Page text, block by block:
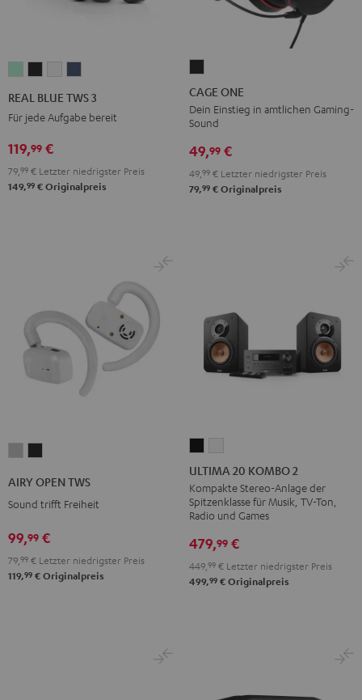
3
Misty
Green
Night
Black
3
WhiteBlue
REAL BLUE TWS 3
Für jede Aufgabe bereit
119,99 €
79, 99 € Letzter niedrigster Preis
149,99 € Originalpreis
ONE
Night
Black
CAGE ONE
Dein Einstieg in amtlichen Gaming-
Sound
49,99 €
49, 99 € Letzter niedrigster Preis
79,99 € Originalpreis
TWS
Moon
TWS
Night
AIRY OPEN TWS
Sound trifft Freiheit
99,99 €
79, 99 € Letzter niedrigster Preis
119,99 € Originalpreis
20
KOMBO
2
Schwarz
20
KOMBO
2
Weiß
ULTIMA 20 KOMBO 2
Kompakte Stereo-Anlage der
Spitzenklasse für Musik, TV-Ton,
Radio und Games
479,99 €
449, 99 € Letzter niedrigster Preis
499,99 € Originalpreis